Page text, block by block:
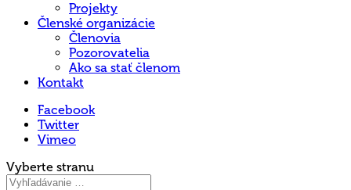
Projekty
Členské organizácie
Členovia
Pozorovatelia
Ako sa stať členom
Kontakt
Facebook
Twitter
Vimeo
Vyberte stranu